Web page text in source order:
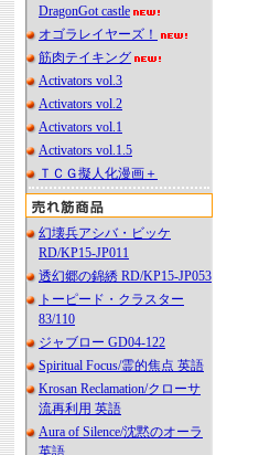
DragonGot castle
オゴラレイヤーズ！
筋肉テイキング
Activators vol.3
Activators vol.2
Activators vol.1
Activators vol.1.5
ＴＣＧ擬人化漫画＋
幻壊兵アシバ・ビッケ
RD/KP15-JP011
透幻郷の錦綉 RD/KP15-JP053
トーピード・クラスター
83/110
ジャブロー GD04-122
Spiritual Focus/霊的焦点 英語
Krosan Reclamation/クローサ
流再利用 英語
Aura of Silence/沈黙のオーラ
英語